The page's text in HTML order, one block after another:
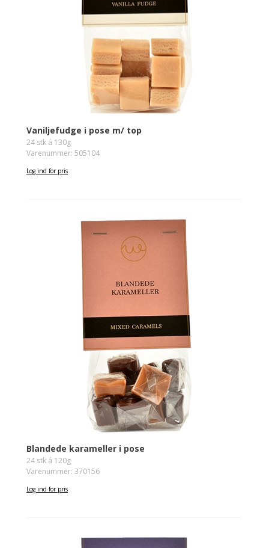
Vaniljefudge i pose m/ top
24 stk á 130g
Varenummer: 505104
Log ind for pris
Blandede karameller i pose
24 stk á 120g
Varenummer: 370156
Log ind for pris